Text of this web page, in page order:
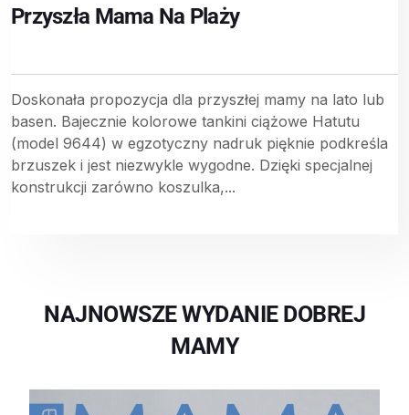
Przyszła Mama Na Plaży
Doskonała propozycja dla przyszłej mamy na lato lub
basen. Bajecznie kolorowe tankini ciążowe Hatutu
(model 9644) w egzotyczny nadruk pięknie podkreśla
brzuszek i jest niezwykle wygodne. Dzięki specjalnej
konstrukcji zarówno koszulka,...
NAJNOWSZE WYDANIE DOBREJ
MAMY